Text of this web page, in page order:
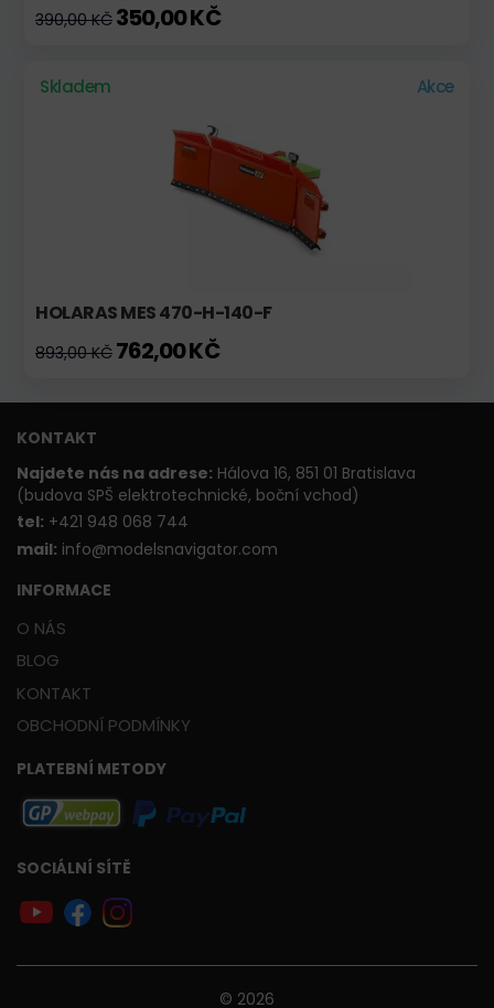
390,00 KČ 350,00 KČ
Skladem Akce
HOLARAS MES 470-H-140-F
893,00 KČ 762,00 KČ
KONTAKT
Najdete nás na adrese: Hálova 16, 851 01 Bratislava
(budova SPŠ elektrotechnické, boční vchod)
tel: +421 948 068 744
mail: info@modelsnavigator.com
INFORMACE
O NÁS
BLOG
KONTAKT
OBCHODNÍ PODMÍNKY
PLATEBNÍ METODY
SOCIÁLNÍ SÍTĚ
© 2026